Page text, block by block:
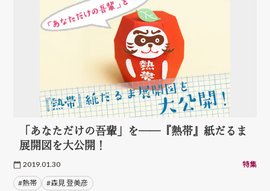
「あなただけの吾輩」を──『熱帯』紙だるま
展開図を大公開！
2019.01.30 特集
#熱帯 #森見 登美彦